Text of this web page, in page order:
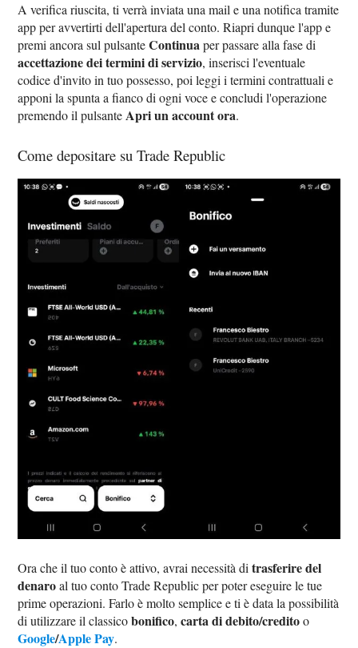
A verifica riuscita, ti verrà inviata una mail e una notifica tramite
app per avvertirti dell'apertura del conto. Riapri dunque l'app e
premi ancora sul pulsanteContinuaper passare alla fase di
accettazione dei termini di servizio, inserisci l'eventuale
codice d'invito in tuo possesso, poi leggi i termini contrattuali e
apponi la spunta a fianco di ogni voce e concludi l'operazione
premendo il pulsanteApri un account ora.
Come depositare su Trade Republic
Ora che il tuo conto è attivo, avrai necessità ditrasferire del
denaroal tuo conto Trade Republic per poter eseguire le tue
prime operazioni. Farlo è molto semplice e ti è data la possibilità
di utilizzare il classicobonifico,carta di debito/creditoo
Google/Apple Pay.